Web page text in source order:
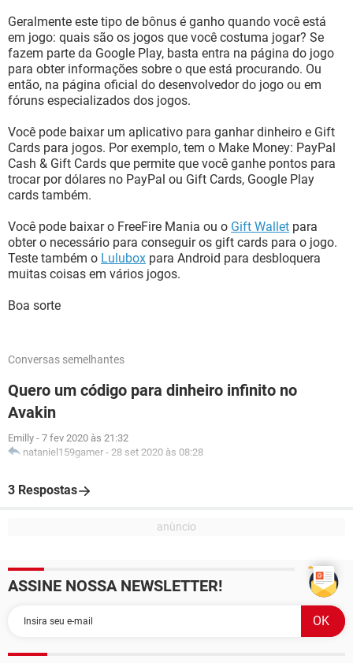
Geralmente este tipo de bônus é ganho quando você está
em jogo: quais são os jogos que você costuma jogar? Se
fazem parte da Google Play, basta entra na página do jogo
para obter informações sobre o que está procurando. Ou
então, na página oficial do desenvolvedor do jogo ou em
fóruns especializados dos jogos.
Você pode baixar um aplicativo para ganhar dinheiro e Gift
Cards para jogos. Por exemplo, tem o Make Money: PayPal
Cash & Gift Cards que permite que você ganhe pontos para
trocar por dólares no PayPal ou Gift Cards, Google Play
cards também.
Você pode baixar o FreeFire Mania ou o Gift Wallet para
obter o necessário para conseguir os gift cards para o jogo.
Teste também o Lulubox para Android para desbloquera
muitas coisas em vários jogos.
Boa sorte
Conversas semelhantes
Quero um código para dinheiro infinito no
Avakin
Emilly - 7 fev 2020 às 21:32
nataniel159gamer - 28 set 2020 às 08:28
3 Respostas
ASSINE NOSSA NEWSLETTER!